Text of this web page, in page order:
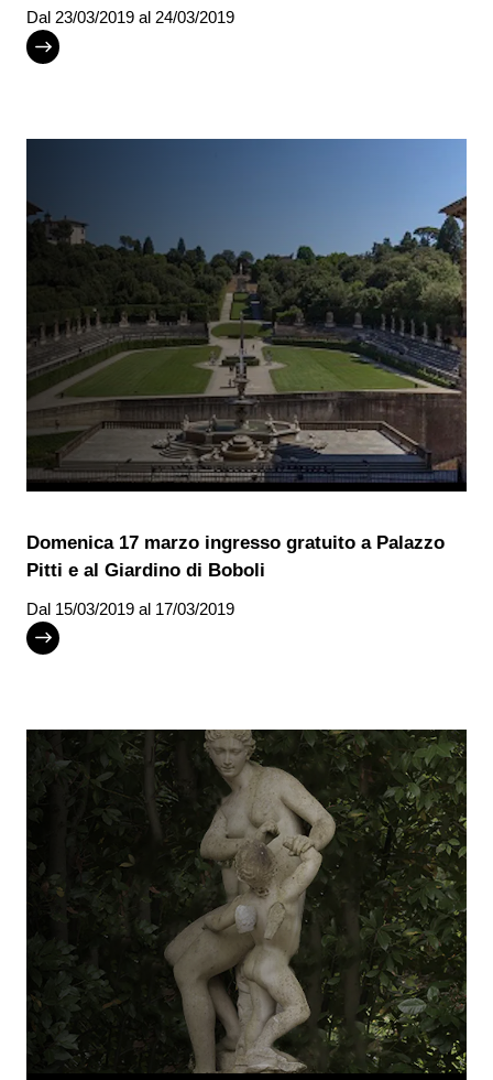
Dal 23/03/2019 al 24/03/2019
Domenica 17 marzo ingresso gratuito a Palazzo
Pitti e al Giardino di Boboli
Dal 15/03/2019 al 17/03/2019